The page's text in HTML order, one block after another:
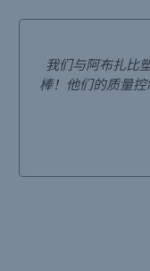
我们与阿布扎比
棒！他们的质量